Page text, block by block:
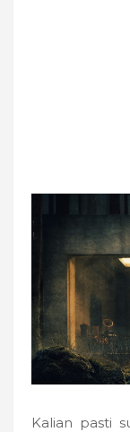
Kalian pasti